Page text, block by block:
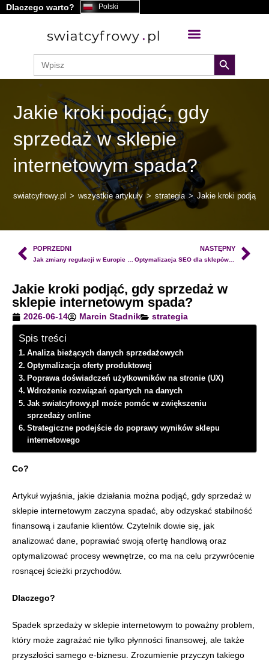
Dlaczego warto? Polski
Search
for:
search button
Jakie kroki podjąć, gdy
sprzedaż w sklepie
internetowym spada?
swiatcyfrowy.pl > wszystkie artykuły > strategia > Jakie kroki podjąć,
POPRZEDNI NASTĘPNY
Optymalizacja SEO dla sklepów internetowych z nowymi funkcjami Google Search Console w AI
Jakie kroki podjąć, gdy sprzedaż w
sklepie internetowym spada?
2026-06-14 Marcin Stadnik strategia
Spis treści
Analiza bieżących danych sprzedażowych
Optymalizacja oferty produktowej
Poprawa doświadczeń użytkowników na stronie (UX)
Wdrożenie rozwiązań opartych na danych
Jak swiatcyfrowy.pl może pomóc w zwiększeniu
sprzedaży online
Strategiczne podejście do poprawy wyników sklepu
internetowego
Co?
Artykuł wyjaśnia, jakie działania można podjąć, gdy sprzedaż w
sklepie internetowym zaczyna spadać, aby odzyskać stabilność
finansową i zaufanie klientów. Czytelnik dowie się, jak
analizować dane, poprawiać swoją ofertę handlową oraz
optymalizować procesy wewnętrze, co ma na celu przywrócenie
rosnącej ścieżki przychodów.
Dlaczego?
Spadek sprzedaży w sklepie internetowym to poważny problem,
który może zagrażać nie tylko płynności finansowej, ale także
przyszłości samego e-biznesu. Zrozumienie przyczyn takiego